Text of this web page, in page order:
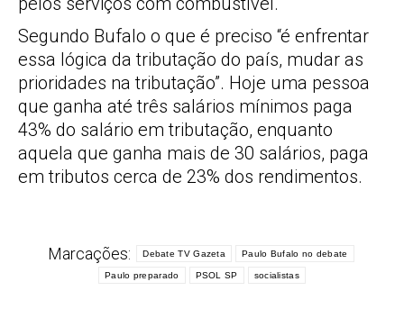
Segundo Bufalo o que é preciso “é enfrentar
essa lógica da tributação do país, mudar as
prioridades na tributação”. Hoje uma pessoa
que ganha até três salários mínimos paga
43% do salário em tributação, enquanto
aquela que ganha mais de 30 salários, paga
em tributos cerca de 23% dos rendimentos.
Marcações: Debate TV Gazeta Paulo Bufalo no debate
Paulo preparado PSOL SP socialistas